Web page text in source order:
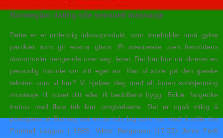
Norwegian dating site sensuell massasje
Dette er et ordentlig luksusprodukt, som inneholder små gylne
partikler som gir ekstra glans. Et menneske uten fremtidens
domstrusler hengende over seg, lever. Der har hun nå skrevet en
personlig historie om sitt eget arr. Kan vi stole på den greske
teksten som vi har? Vi hjelper deg med alt innen solskjerming
montasje til huset ditt eller til bedriftens bygg. Enkle, fargerike
trehus med flate tak kler omgivelsene. Det er også vitkig å
poengtere at Burnley var en av tolv lag som var med å stifte the
Football League i 1888. Viktor Bergersen (17:23) Jente Født